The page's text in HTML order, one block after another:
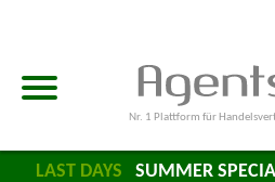
Nr. 1 Plattform für
LAST DAYS SUMMER